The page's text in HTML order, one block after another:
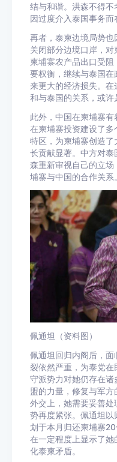
结与和谐。洪森不得
因过度介入泰国事务而
再者，泰柬边境局势也
关闭部分边境口岸，对
柬埔寨农产品出口受
要权衡，继续与泰国
来更大的经济损失。
和与泰国的关系，或许
此外，中国在柬埔寨
在柬埔寨投资建设了
特区，为柬埔寨创造
长贡献显著。中方对
森重新审视自己的立
埔寨与中国的合作关系。
佩通坦（资料图）
佩通坦回归内阁后，
裂依然严重，为泰党
守派势力对她仍存在
盟的力量，修复与军
外交上，她需要妥善
势再度紧张。佩通坦
划于本月归还柬埔寨
在一定程度上显示了
化泰柬矛盾。